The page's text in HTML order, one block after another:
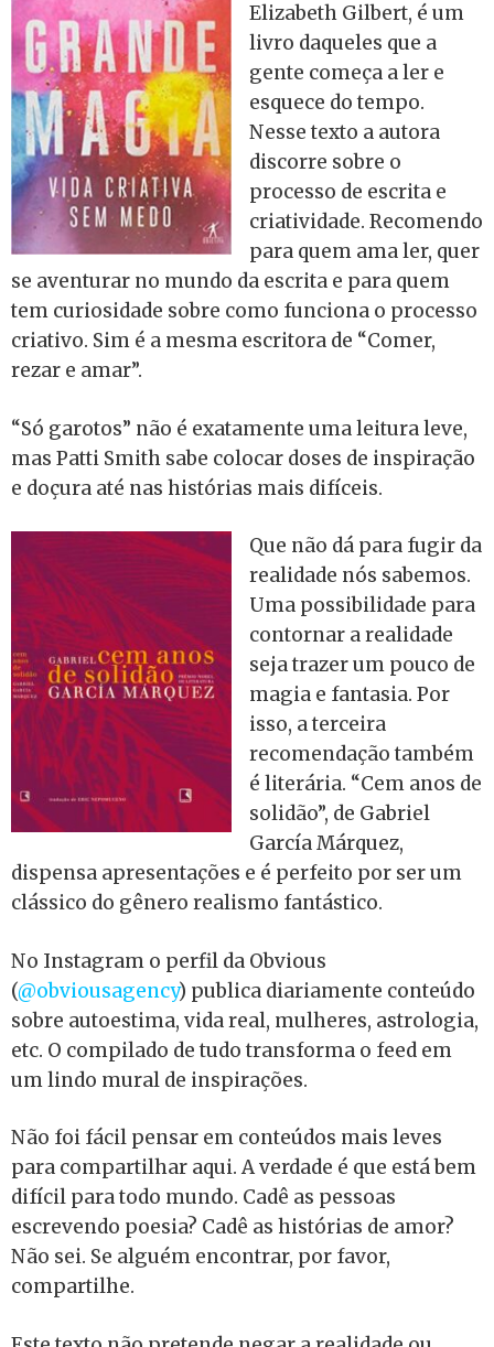
Elizabeth Gilbert, é um
livro daqueles que a
gente começa a ler e
esquece do tempo.
Nesse texto a autora
discorre sobre o
processo de escrita e
criatividade. Recomendo
para quem ama ler, quer
se aventurar no mundo da escrita e para quem
tem curiosidade sobre como funciona o processo
criativo. Sim é a mesma escritora de “Comer,
rezar e amar”.
“Só garotos” não é exatamente uma leitura leve,
mas Patti Smith sabe colocar doses de inspiração
e doçura até nas histórias mais difíceis.
Que não dá para fugir da
realidade nós sabemos.
Uma possibilidade para
contornar a realidade
seja trazer um pouco de
magia e fantasia. Por
isso, a terceira
recomendação também
é literária. “Cem anos de
solidão”, de Gabriel
García Márquez,
dispensa apresentações e é perfeito por ser um
clássico do gênero realismo fantástico.
No Instagram o perfil da Obvious
(@obviousagency) publica diariamente conteúdo
sobre autoestima, vida real, mulheres, astrologia,
etc. O compilado de tudo transforma o feed em
um lindo mural de inspirações.
Não foi fácil pensar em conteúdos mais leves
para compartilhar aqui. A verdade é que está bem
difícil para todo mundo. Cadê as pessoas
escrevendo poesia? Cadê as histórias de amor?
Não sei. Se alguém encontrar, por favor,
compartilhe.